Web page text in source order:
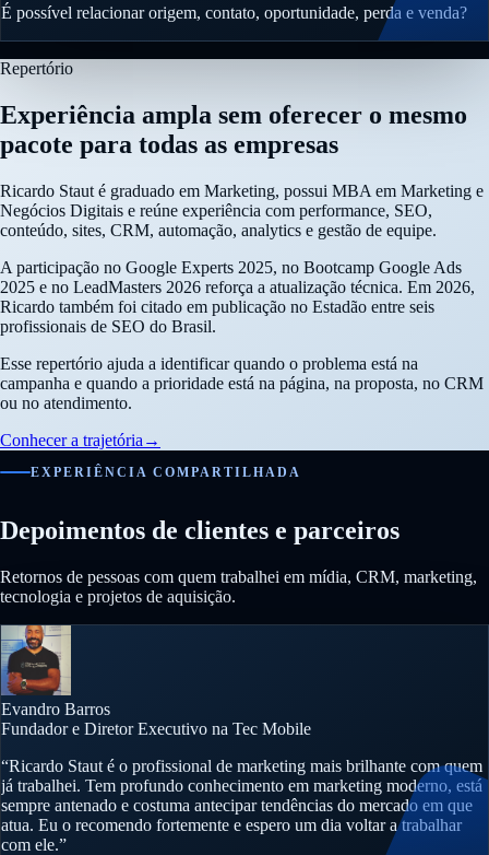
É possível relacionar origem, contato, oportunidade, perda e venda?
Repertório
Experiência ampla sem oferecer o mesmo
pacote para todas as empresas
Ricardo Staut é graduado em Marketing, possui MBA em Marketing e
Negócios Digitais e reúne experiência com performance, SEO,
conteúdo, sites, CRM, automação, analytics e gestão de equipe.
A participação no Google Experts 2025, no Bootcamp Google Ads
2025 e no LeadMasters 2026 reforça a atualização técnica. Em 2026,
Ricardo também foi citado em publicação no Estadão entre seis
profissionais de SEO do Brasil.
Esse repertório ajuda a identificar quando o problema está na
campanha e quando a prioridade está na página, na proposta, no CRM
ou no atendimento.
Conhecer a trajetória →
EXPERIÊNCIA COMPARTILHADA
Depoimentos de clientes e parceiros
Retornos de pessoas com quem trabalhei em mídia, CRM, marketing,
tecnologia e projetos de aquisição.
Evandro Barros
Fundador e Diretor Executivo na Tec Mobile
“Ricardo Staut é o profissional de marketing mais brilhante com quem
já trabalhei. Tem profundo conhecimento em marketing moderno, está
sempre antenado e costuma antecipar tendências do mercado em que
atua. Eu o recomendo fortemente e espero um dia voltar a trabalhar
com ele.”